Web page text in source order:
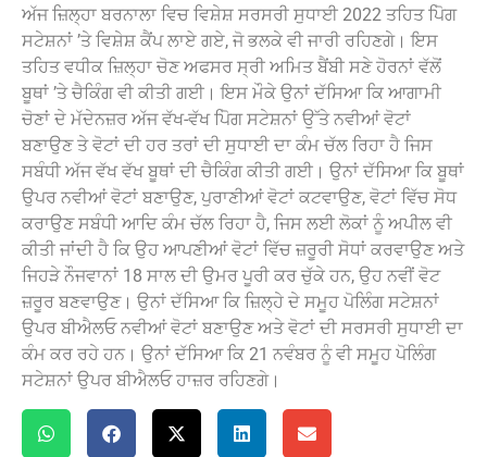
ਅੱਜ ਜ਼ਿਲ੍ਹਾ ਬਰਨਾਲਾ ਵਿਚ ਵਿਸ਼ੇਸ਼ ਸਰਸਰੀ ਸੁਧਾਈ 2022 ਤਹਿਤ ਪੋਿਗ
ਸਟੇਸ਼ਨਾਂ ’ਤੇ ਵਿਸ਼ੇਸ਼ ਕੈਂਪ ਲਾਏ ਗਏ, ਜੋ ਭਲਕੇ ਵੀ ਜਾਰੀ ਰਹਿਣਗੇ। ਇਸ
ਤਹਿਤ ਵਧੀਕ ਜ਼ਿਲ੍ਹਾ ਚੋਣ ਅਫਸਰ ਸ੍ਰੀ ਅਮਿਤ ਬੈਂਬੀ ਸਣੇ ਹੋਰਨਾਂ ਵੱਲੋਂ
ਬੂਥਾਂ ’ਤੇ ਚੈਕਿੰਗ ਵੀ ਕੀਤੀ ਗਈ। ਇਸ ਮੌਕੇ ਉਨਾਂ ਦੱਸਿਆ ਕਿ ਆਗਾਮੀ
ਚੋਣਾਂ ਦੇ ਮੱਦੇਨਜ਼ਰ ਅੱਜ ਵੱਖ-ਵੱਖ ਪੋਿਗ ਸਟੇਸ਼ਨਾਂ ਉੱਤੇ ਨਵੀਆਂ ਵੋਟਾਂ
ਬਣਾਉਣ ਤੇ ਵੋਟਾਂ ਦੀ ਹਰ ਤਰਾਂ ਦੀ ਸੁਧਾਈ ਦਾ ਕੰਮ ਚੱਲ ਰਿਹਾ ਹੈ ਜਿਸ
ਸਬੰਧੀ ਅੱਜ ਵੱਖ ਵੱਖ ਬੂਥਾਂ ਦੀ ਚੈਕਿੰਗ ਕੀਤੀ ਗਈ। ਉਨਾਂ ਦੱਸਿਆ ਕਿ ਬੂਥਾਂ
ਉਪਰ ਨਵੀਆਂ ਵੋਟਾਂ ਬਣਾਉਣ, ਪੁਰਾਣੀਆਂ ਵੋਟਾਂ ਕਟਵਾਉਣ, ਵੋਟਾਂ ਵਿੱਚ ਸੋਧ
ਕਰਾਉਣ ਸਬੰਧੀ ਆਦਿ ਕੰਮ ਚੱਲ ਰਿਹਾ ਹੈ, ਜਿਸ ਲਈ ਲੋਕਾਂ ਨੂੰ ਅਪੀਲ ਵੀ
ਕੀਤੀ ਜਾਂਦੀ ਹੈ ਕਿ ਉਹ ਆਪਣੀਆਂ ਵੋਟਾਂ ਵਿੱਚ ਜ਼ਰੂਰੀ ਸੋਧਾਂ ਕਰਵਾਉਣ ਅਤੇ
ਜਿਹੜੇ ਨੌਜਵਾਨਾਂ 18 ਸਾਲ ਦੀ ਉਮਰ ਪੂਰੀ ਕਰ ਚੁੱਕੇ ਹਨ, ਉਹ ਨਵੀਂ ਵੋਟ
ਜ਼ਰੂਰ ਬਣਵਾਉਣ। ਉਨਾਂ ਦੱਸਿਆ ਕਿ ਜ਼ਿਲ੍ਹੇ ਦੇ ਸਮੂਹ ਪੋਲਿੰਗ ਸਟੇਸ਼ਨਾਂ
ਉਪਰ ਬੀਐਲਓ ਨਵੀਆਂ ਵੋਟਾਂ ਬਣਾਉਣ ਅਤੇ ਵੋਟਾਂ ਦੀ ਸਰਸਰੀ ਸੁਧਾਈ ਦਾ
ਕੰਮ ਕਰ ਰਹੇ ਹਨ। ਉਨਾਂ ਦੱਸਿਆ ਕਿ 21 ਨਵੰਬਰ ਨੂੰ ਵੀ ਸਮੂਹ ਪੋਲਿੰਗ
ਸਟੇਸ਼ਨਾਂ ਉਪਰ ਬੀਐਲਓ ਹਾਜ਼ਰ ਰਹਿਣਗੇ।